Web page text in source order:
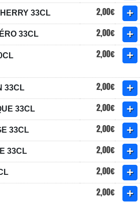
33CL 2,00€
33CL 2,00€
2,00€
33CL 2,00€
33CL 2,00€
33CL 2,00€
33CL 2,00€
2,00€
2,00€